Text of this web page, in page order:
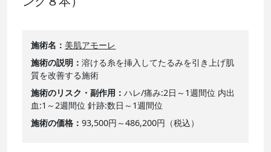
施術名
美肌アモーレ
施術の説明
溶ける糸を挿入してたるみを引き上げ肌
質を改善する施術
施術のリスク・副作用
ハレ/痛み:2日～1週間位 内出
血:1～2週間位 針跡:数日～1週間位
施術の価格
93,500円～486,200円（税込）